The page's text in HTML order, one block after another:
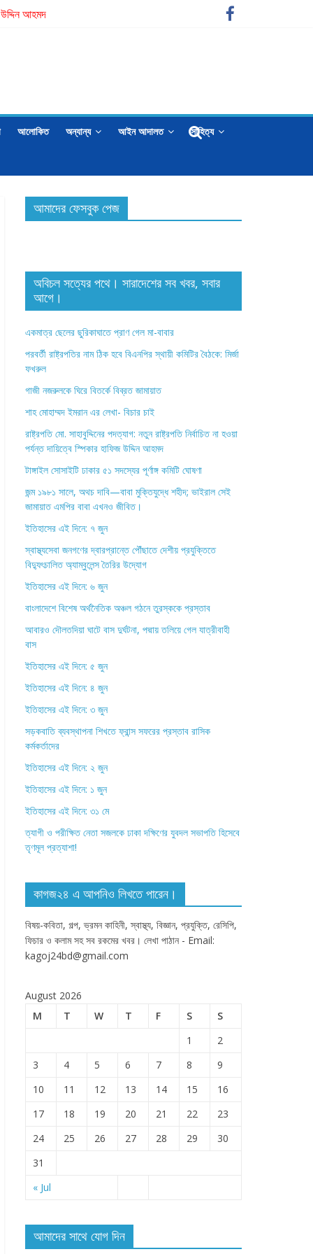
উদ্দিন আহমদ
আলোকিত অন্যান্য আইন আদালত সাহিত্য
আমাদের ফেসবুক পেজ
অবিচল সত্যের পথে। সারাদেশের সব খবর, সবার
আগে।
একমাত্র ছেলের ছুরিকাঘাতে প্রাণ গেল মা-বাবার
পরবর্তী রাষ্ট্রপতির নাম ঠিক হবে বিএনপির স্থায়ী কমিটির বৈঠকে: মির্জা
ফখরুল
গাজী নজরুলকে ঘিরে বিতর্কে বিব্রত জামায়াত
শাহ মোহাম্মদ ইমরান এর লেখা- বিচার চাই
রাষ্ট্রপতি মো. সাহাবুদ্দিনের পদত্যাগ: নতুন রাষ্ট্রপতি নির্বাচিত না হওয়া
পর্যন্ত দায়িত্বে স্পিকার হাফিজ উদ্দিন আহমদ
টাঙ্গাইল সোসাইটি ঢাকার ৫১ সদস্যের পূর্ণাঙ্গ কমিটি ঘোষণা
জন্ম ১৯৮১ সালে, অথচ দাবি—বাবা মুক্তিযুদ্ধে শহীদ; ভাইরাল সেই
জামায়াত এমপির বাবা এখনও জীবিত।
ইতিহাসের এই দিনে: ৭ জুন
স্বাস্থ্যসেবা জনগণের দ্বারপ্রান্তে পৌঁছাতে দেশীয় প্রযুক্তিতে
বিদ্যুৎচালিত অ্যাম্বুলেন্স তৈরির উদ্যোগ
ইতিহাসের এই দিনে: ৬ জুন
বাংলাদেশে বিশেষ অর্থনৈতিক অঞ্চল গঠনে তুরস্ককে প্রস্তাব
আবারও দৌলতদিয়া ঘাটে বাস দুর্ঘটনা, পদ্মায় তলিয়ে গেল যাত্রীবাহী
বাস
ইতিহাসের এই দিনে: ৫ জুন
ইতিহাসের এই দিনে: ৪ জুন
ইতিহাসের এই দিনে: ৩ জুন
সড়কবাতি ব্যবস্থাপনা শিখতে ফ্রান্স সফরের প্রস্তাব রাসিক
কর্মকর্তাদের
ইতিহাসের এই দিনে: ২ জুন
ইতিহাসের এই দিনে: ১ জুন
ইতিহাসের এই দিনে: ৩১ মে
ত্যাগী ও পরীক্ষিত নেতা সজলকে ঢাকা দক্ষিণের যুবদল সভাপতি হিসেবে
তৃণমূল প্রত্যাশা!
কাগজ২৪ এ আপনিও লিখতে পারেন।
বিষয়-কবিতা, গল্প, ভ্রমন কাহিনী, স্বাস্থ্য, বিজ্ঞান, প্রযুক্তি, রেসিপি,
ফিচার ও কলাম সহ সব রকমের খবর। লেখা পাঠান - Email:
kagoj24bd@gmail.com
August 2026
M
T W T F S S
« Jul
1
2
3
4 5 6 7 8
9
10
11 12 13 14 15
16
17
18 19 20 21 22
23
24
25 26 27 28 29
30
31
আমাদের সাথে যোগ দিন